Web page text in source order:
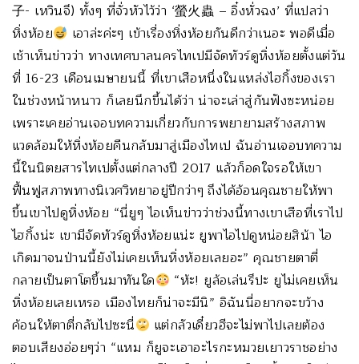
子- เหวินจึ) ทั้งๆ ที่จั่วหัวไว้ว่า ‘螢火蟲 – อิ๋งหั่วฉง’ ที่แปลว่า
หิ่งห้อย
เอาล่ะค่ะๆ เข้าเรื่องหิ่งห้อยกันดีกว่าเนอะ พอดีเมื่อ
เช้าเห็นข่าวว่า ทางเทศบาลนครไทเปมีจัดทัวร์ดูหิ่งห้อยตั้งแต่วัน
ที่ 16-23 เดือนเมษายนนี้ ที่เขาเสือหนึ่งในแหล่งไฮกิ้งของเรา
ในช่วงหน้าหนาว ก็เลยนึกขึ้นได้ว่า น่าจะเล่าสู่กันฟังซะหน่อย
เพราะเคยอ่านเจอบทความเกี่ยวกับการพยายามสร้างสภาพ
แวดล้อมให้หิ่งห้อยคืนกลับมาสู่เมืองไทเป ฉันอ่านเจอบทความ
นี้ในนิตยสารไทเปตั้งแต่กลางปี 2017 แล้วก็อดใจรอให้เขา
ฟื้นฟูสภาพทางนิเวศวิทยาอยู่ปีกว่าๆ ถึงได้อ้อนคุณชายให้พา
ขึ้นเขาไปดูหิ่งห้อย “นี่ยูๆ ไอเห็นข่าวว่าช่วงนี้ทางเขาเสือที่เราไป
ไฮกิ้งน่ะ เขามีจัดทัวร์ดูหิ่งห้อยแน่ะ ยูพาไอไปดูหน่อยสิน้า ไอ
เกิดมาจนป่านนี้ยังไม่เคยเห็นหิ่งห้อยเลยอะ” คุณชายตาตี่
กลายเป็นตาโตขึ้นมาทันใด
“ห้ะ! ยูล้อเล่นรึปะ ยูไม่เคยเห็น
หิ่งห้อยเลยเหรอ เมืองไทยก็น่าจะมีนิ” อิฉันนี่อยากจะขว้าง
ค้อนให้ตาตี่กลับไปซะนี่
แต่กลัวเดี๋ยวฮีจะไม่พาไปเลยต้อง
ตอบเสียงอ่อยๆว่า “แหม ก็ยูจะเอาอะไรกะหมวยเยาวราชอย่าง